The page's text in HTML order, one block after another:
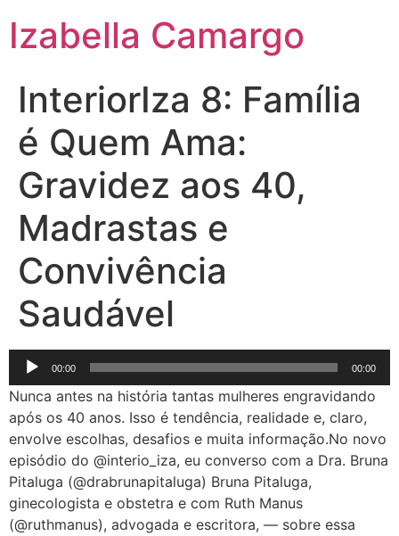
Izabella Camargo
InteriorIza 8: Família
é Quem Ama:
Gravidez aos 40,
Madrastas e
Convivência
Saudável
Tocador
de
áudio
00:00 00:00
Nunca antes na história tantas mulheres engravidando
após os 40 anos. Isso é tendência, realidade e, claro,
envolve escolhas, desafios e muita informação.No novo
episódio do @interio_iza, eu converso com a Dra. Bruna
Pitaluga (@drabrunapitaluga) Bruna Pitaluga,
ginecologista e obstetra e com Ruth Manus
(@ruthmanus), advogada e escritora, — sobre essa